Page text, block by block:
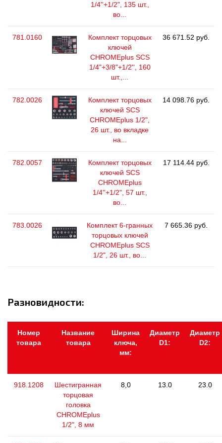
1/4''+1/2", 135 шт.,
во...
781.0160
Комплект торцовых
ключей
CHROMEplus SCS
1/4"+3/8"+1/2'', 160
шт.,...
36 671.52 руб.
782.0026
Комплект торцовых
ключей SCS
CHROMEplus 1/2",
26 шт., во вкладке
на...
14 098.76 руб.
782.0057
Комплект торцовых
ключей SCS
CHROMEplus
1/4''+1/2", 57 шт.,
во...
17 114.44 руб.
783.0026
Комплект 6-гранных
торцовых ключей
CHROMEplus SCS
1/2", 26 шт., во...
7 665.36 руб.
Разновидности:
Номер
товара
Название
товара
Ширина
ключа,
мм:
Диаметр
D1:
Диаметр
D2:
918.1208
Шестигранная
торцовая
головка
CHROMEplus
1/2", 8 мм
8,0 13.0 23.0